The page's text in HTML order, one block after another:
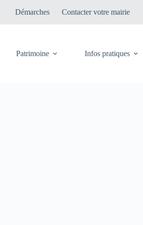
Démarches Contacter votre mairie
Patrimoine Infos pratiques